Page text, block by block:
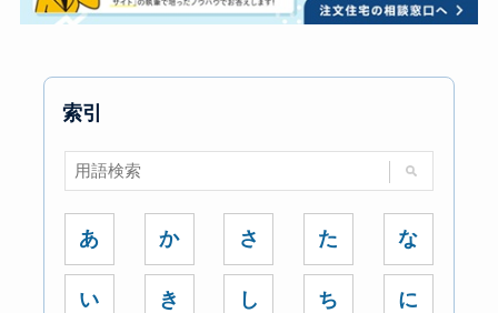
索引
あ
い
か
き
さ
し
た
ち
な
に